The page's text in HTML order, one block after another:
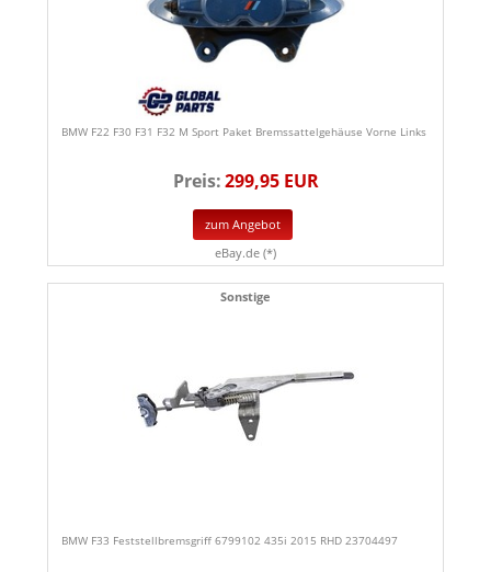
BMW F22 F30 F31 F32 M Sport Paket Bremssattelgehäuse Vorne Links
Preis:299,95 EUR
zum Angebot
eBay.de (*)
Sonstige
BMW F33 Feststellbremsgriff 6799102 435i 2015 RHD 23704497